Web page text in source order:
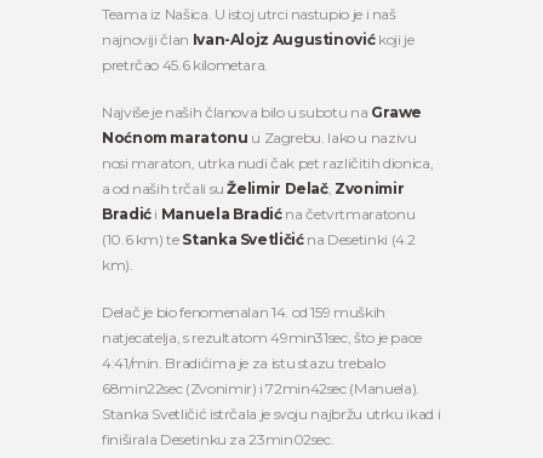
Teama iz Našica. U istoj utrci nastupio je i naš
najnoviji član Ivan-Alojz Augustinovićkoji je
pretrčao 45.6 kilometara.
Najviše je naših članova bilo u subotu na Grawe
Noćnom maratonu u Zagrebu. Iako u nazivu
nosi maraton, utrka nudi čak pet različitih dionica,
a od naših trčali suŽelimir Delač, Zvonimir
Bradići Manuela Bradić na četvrtmaratonu
(10.6 km) te Stanka Svetličićna Desetinki (4.2
km).
Delač je bio fenomenalan 14. od 159 muških
natjecatelja, s rezultatom 49min31sec, što je pace
4:41/min. Bradićima je za istu stazu trebalo
68min22sec (Zvonimir) i 72min42sec (Manuela).
Stanka Svetličić istrčala je svoju najbržu utrku ikad i
finiširala Desetinku za 23min02sec.